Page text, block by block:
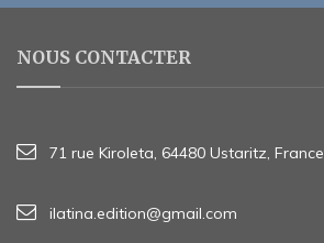
NOUS CONTACTER
71 rue Kiroleta, 64480 Ustaritz, France
ilatina.edition@gmail.com